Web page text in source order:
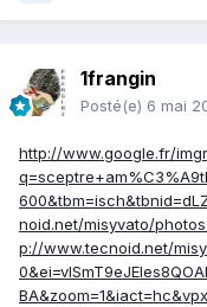
1frangin
Posté(e) 6 mai
http://www.google.fr/
noid.net/misyvato/
p://www.tecnoid.net/